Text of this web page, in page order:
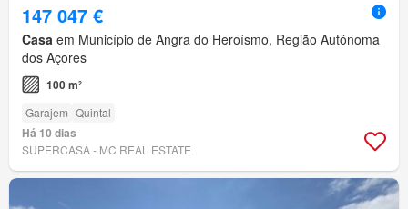
147 047 €
Casa em Município de Angra do Heroísmo, Região Autónoma
dos Açores
100 m²
Garajem Quintal
Há 10 dias
SUPERCASA - MC REAL ESTATE